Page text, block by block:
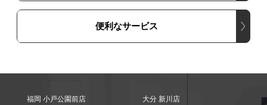
便利なサービス
福岡 小戸公園前店 大分 新川店